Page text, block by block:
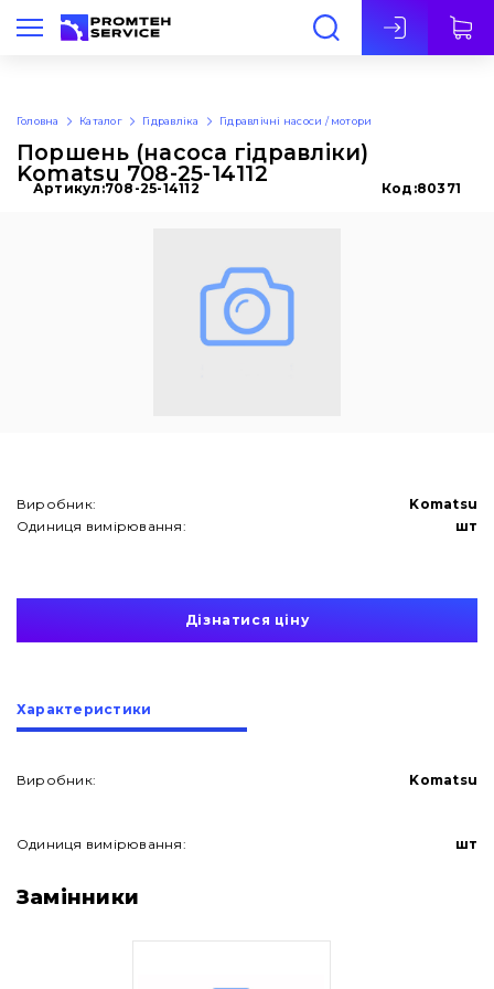
Укр
Про нас
Головна Каталог Гідравліка Гідравлічні насоси / мотори
Поршень (насоса гідравліки)
Komatsu 708-25-14112
Артикул:708-25-14112 Код:80371
Виробник:
Komatsu
Одиниця вимірювання:
шт
Дізнатися ціну
Характеристики
Виробник: Komatsu
Одиниця вимірювання: шт
Замінники